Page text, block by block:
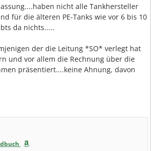
nicht alle Tankhersteller
für die älteren PE-Tanks wie vor 6 bis 10
da nichts.....
der die Leitung *SO* verlegt hat
und vor allem die Rechnung über die
präsentiert....keine Ahnung, davon